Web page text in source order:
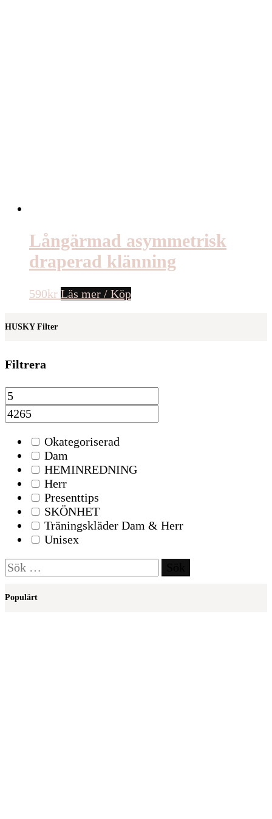
Långärmad asymmetrisk
draperad klänning
590kr Läs mer / Köp
HUSKY Filter
Filtrera
Okategoriserad
Dam
HEMINREDNING
Herr
Presenttips
SKÖNHET
Träningskläder Dam & Herr
Unisex
Sök
efter:
Populärt